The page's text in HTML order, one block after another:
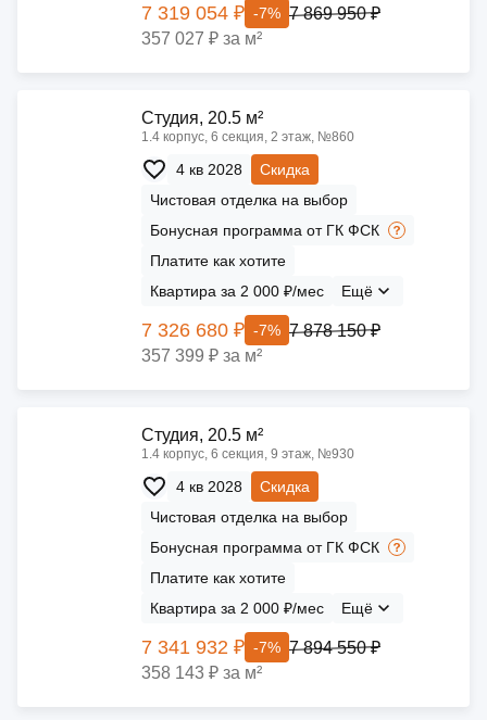
7 319 054 ₽ -7% 7 869 950 ₽
357 027 ₽ за м²
Cтудия, 20.5 м²
1.4 корпус, 6 секция, 2 этаж, №860
4 кв 2028
Скидка
Чистовая отделка на выбор
Бонусная программа от ГК ФСК
Платите как хотите
Квартира за 2 000 ₽/мес
Ещё
7 326 680 ₽ -7% 7 878 150 ₽
357 399 ₽ за м²
Cтудия, 20.5 м²
1.4 корпус, 6 секция, 9 этаж, №930
4 кв 2028
Скидка
Чистовая отделка на выбор
Бонусная программа от ГК ФСК
Платите как хотите
Квартира за 2 000 ₽/мес
Ещё
7 341 932 ₽ -7% 7 894 550 ₽
358 143 ₽ за м²